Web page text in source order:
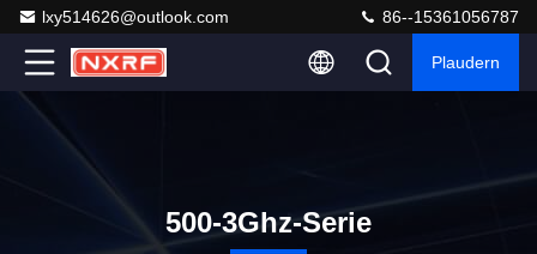
lxy514626@outlook.com 86--15361056787
Plaudern
500-3Ghz-Serie